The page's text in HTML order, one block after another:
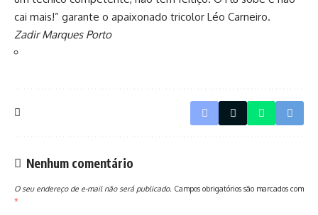
cai mais!” garante o apaixonado tricolor Léo Carneiro.
Zadir Marques Porto
Nenhum comentário
O seu endereço de e-mail não será publicado. Campos obrigatórios são marcados com
*